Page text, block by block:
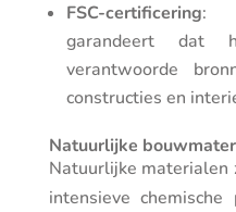
FSC-certificering:
garandeert dat
verantwoorde
constructies en
Natuurlijke
Natuurlijke materialen
intensieve